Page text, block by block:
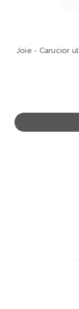
Joie - Carucior